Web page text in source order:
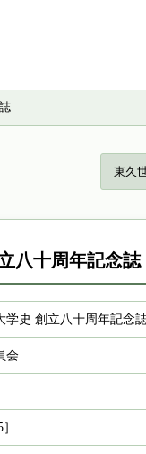
東久
八十周年記念誌
学史 創立八十周年記念
会